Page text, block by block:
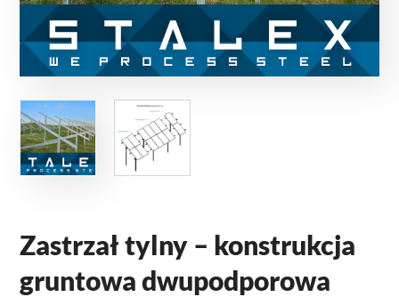
Zastrzał tylny – konstrukcja
gruntowa dwupodporowa